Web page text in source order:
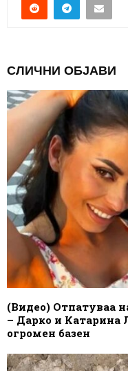
СЛИЧНИ ОБЈАВИ
(Видео) Отпатуваа
– Дарко и Катарина
огромен базен